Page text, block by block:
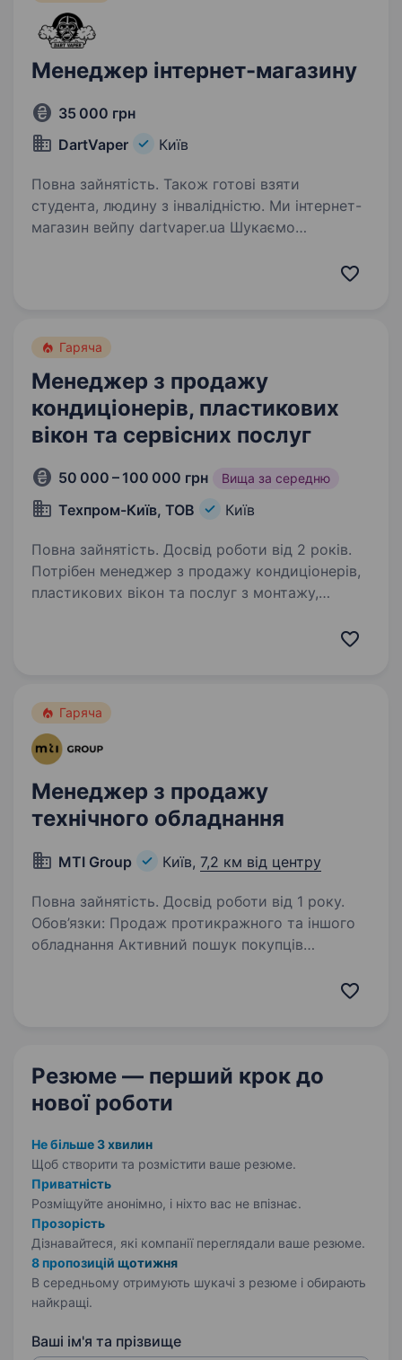
Менеджер інтернет-магазину
35 000 грн
DartVaper
Київ
Повна зайнятість. Також готові взяти
студента, людину з інвалідністю. Ми інтернет-
магазин вейпу dartvaper.ua Шукаємо
Пропонуємо: стабільну виплату заробітньої
кава,…
Гаряча
Менеджер з продажу
кондиціонерів, пластикових
вікон та сервісних послуг
50 000 – 100 000 грн Вища за середню
Техпром-Київ, ТОВ Київ
Повна зайнятість. Досвід роботи від 2 років.
Потрібен менеджер з продажу кондиціонерів,
пластикових вікон та послуг з монтажу,
Гаряча
Менеджер з продажу
технічного обладнання
MTI Group Київ, 7,2 км від центру
Повна зайнятість. Досвід роботи від 1 року.
Обов’язки: Продаж протикражного та іншого
обладнання Активний пошук покупців
Резюме — перший крок до
нової роботи
Не більше 3 хвилин
Щоб створити та розмістити ваше резюме.
Приватність
Розміщуйте анонімно, і ніхто вас не впізнає.
Прозорість
Дізнавайтеся, які компанії переглядали ваше резюме.
8 пропозицій щотижня
В середньому отримують шукачі з резюме і обирають
найкращі.
Ваші ім'я та прізвище